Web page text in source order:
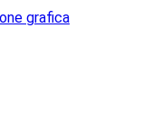
grafica